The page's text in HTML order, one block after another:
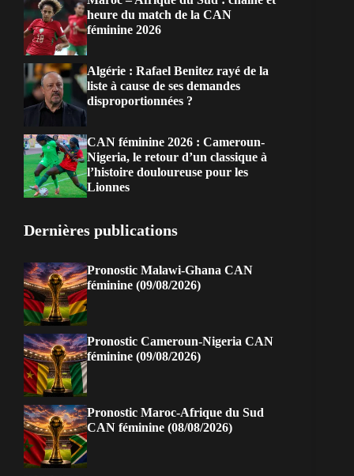
heure du match de la CAN
féminine 2026
Algérie : Rafael Benitez rayé de la
liste à cause de ses demandes
disproportionnées ?
CAN féminine 2026 : Cameroun-
Nigeria, le retour d’un classique à
l’histoire douloureuse pour les
Lionnes
Dernières publications
Pronostic Malawi-Ghana CAN
féminine (09/08/2026)
Pronostic Cameroun-Nigeria CAN
féminine (09/08/2026)
Pronostic Maroc-Afrique du Sud
CAN féminine (08/08/2026)